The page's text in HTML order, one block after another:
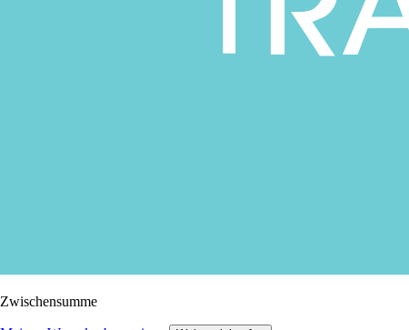
Zwischensumme